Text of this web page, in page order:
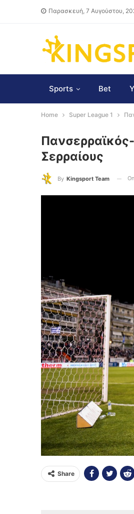
Παρασκευή, 7 Αυγούστου,
Sports Bet
Home Super League 1
Σερραίους
By Kingsport Team On
Share